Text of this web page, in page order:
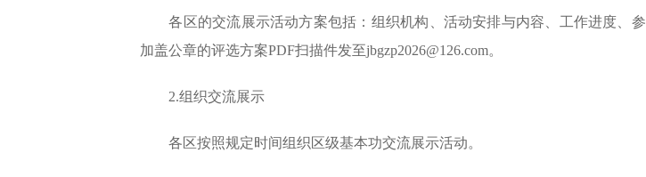
各区的交流展示活动方案包括：组织机构、活动安排与内容、工作进度、参
加盖公章的评选方案PDF扫描件发至jbgzp2026@126.com。
2.组织交流展示
各区按照规定时间组织区级基本功交流展示活动。